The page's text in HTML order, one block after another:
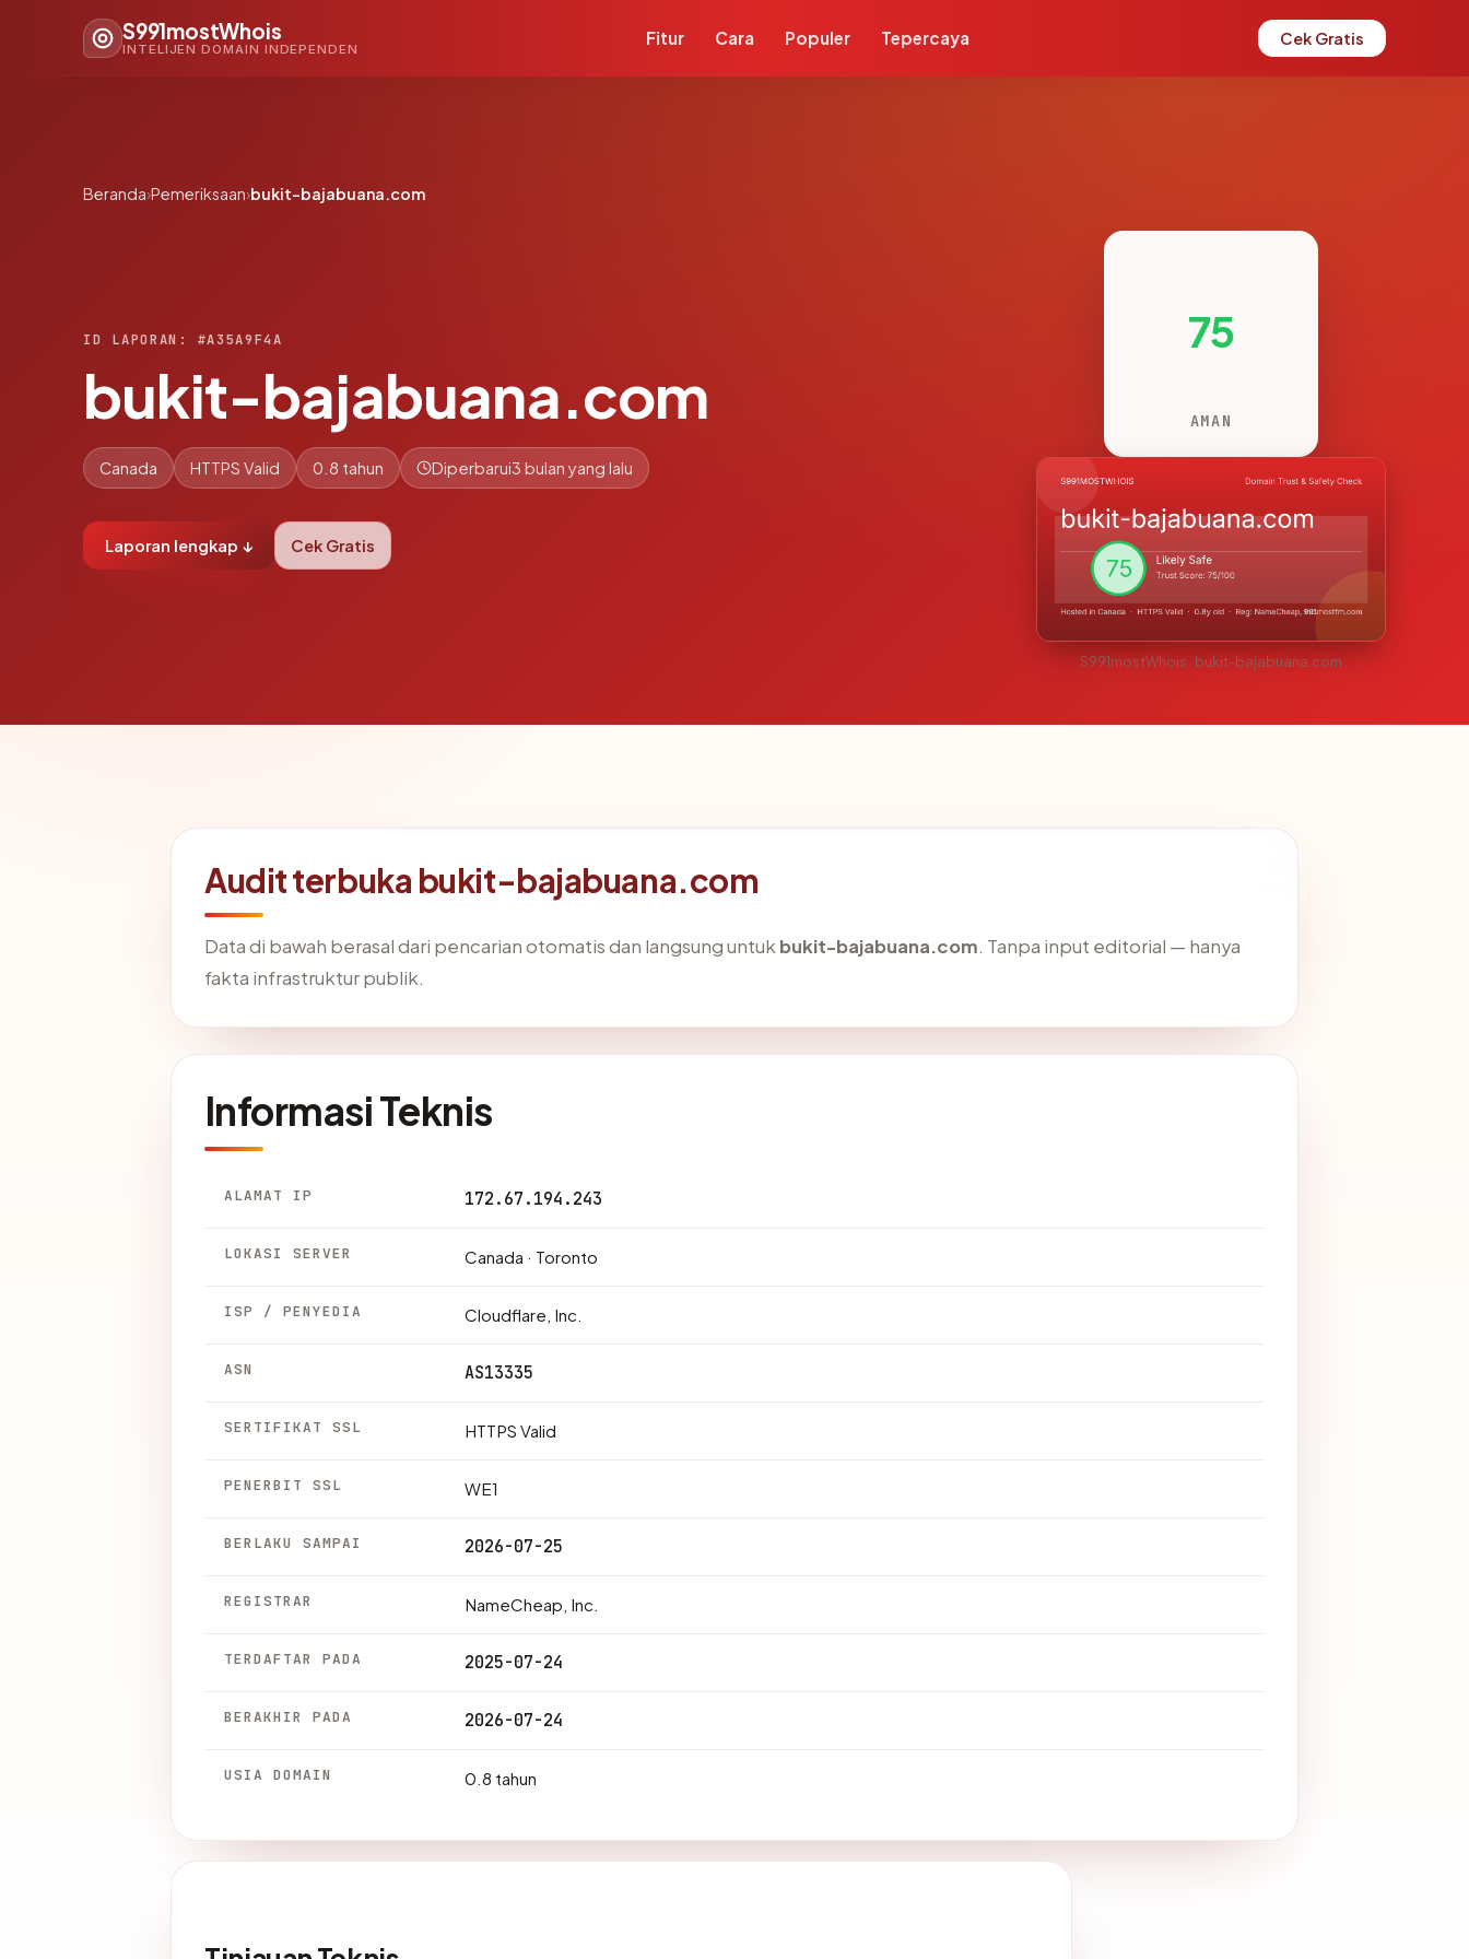
S991mostWhois
INTELIJEN DOMAIN INDEPENDEN
Fitur Cara Populer Tepercaya Cek Gratis
Beranda›Pemeriksaan›bukit-bajabuana.com
ID LAPORAN: #A35A9F4A
bukit-bajabuana.com
Canada HTTPS Valid 0.8 tahun Diperbarui3 bulan yang lalu
Laporan lengkap ↓ Cek Gratis
75
AMAN
S991mostWhois · bukit-bajabuana.com
Audit terbuka bukit-bajabuana.com
Data di bawah berasal dari pencarian otomatis dan langsung untuk bukit-bajabuana.com. Tanpa input editorial — hanya
fakta infrastruktur publik.
Informasi Teknis
ALAMAT IP 172.67.194.243
LOKASI SERVER Canada · Toronto
ISP / PENYEDIA Cloudflare, Inc.
ASN AS13335
SERTIFIKAT SSL HTTPS Valid
PENERBIT SSL WE1
BERLAKU SAMPAI 2026-07-25
REGISTRAR NameCheap, Inc.
TERDAFTAR PADA 2025-07-24
BERAKHIR PADA 2026-07-24
USIA DOMAIN 0.8 tahun